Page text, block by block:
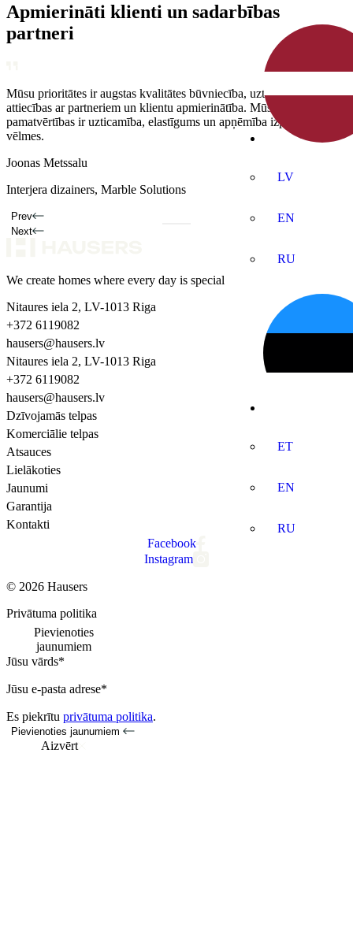
LV
EN
RU
ET
EN
RU
Apmierināti klienti un sadarbības
partneri
Mūsu prioritātes ir augstas kvalitātes būvniecība, uzticamas
attiecības ar partneriem un klientu apmierinātība. Mūsu
pamatvērtības ir uzticamība, elastīgums un apņēmība izpildīt klientu
vēlmes.
Joonas Metssalu
Interjera dizainers, Marble Solutions
Mūsu pamatvērtības ir uzticamība, elastīgums un apņēmība
apmierināt klientu vēlmes.
Annika Kolde
Mājas īpašnieks
Mūsu prioritātes ir augstas kvalitātes būvniecība, uzticamas
attiecības ar partneriem un klientu apmierinātība.
Kaarel Hõbepappel
Interjera dizainers
Prev
Next
We create homes where every day is special
Nitaures iela 2, LV-1013 Riga
+372 6119082
hausers@hausers.lv
Nitaures iela 2, LV-1013 Riga
+372 6119082
hausers@hausers.lv
Dzīvojamās telpas
Komerciālie telpas
Atsauces
Lielākoties
Jaunumi
Garantija
Kontakti
Facebook
Instagram
© 2026 Hausers
Privātuma politika
Pievienoties
jaunumiem
Jūsu vārds*
Jūsu e-pasta adrese*
Es piekrītu privātuma politika.
Pievienoties jaunumiem
Aizvērt